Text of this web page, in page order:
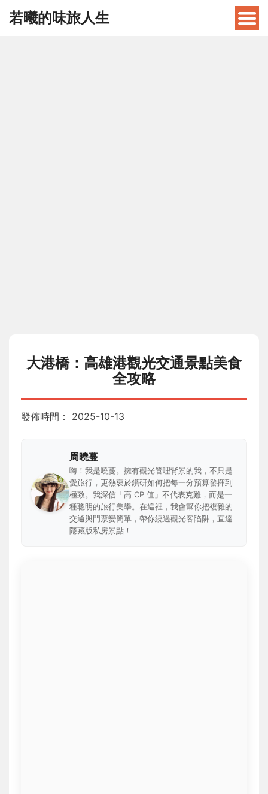
若曦的味旅人生
大港橋：高雄港觀光交通景點美食
全攻略
發佈時間： 2025-10-13
周曉蔓
嗨！我是曉蔓。擁有觀光管理背景的我，不只是
愛旅行，更熱衷於鑽研如何把每一分預算發揮到
極致。我深信「高 CP 值」不代表克難，而是一
種聰明的旅行美學。在這裡，我會幫你把複雜的
交通與門票變簡單，帶你繞過觀光客陷阱，直達
隱藏版私房景點！